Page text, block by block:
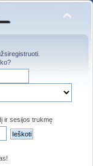
ir sesijos trukmę